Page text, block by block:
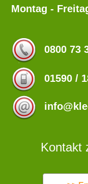
Montag -
0800 73
01590 /
Kontakt